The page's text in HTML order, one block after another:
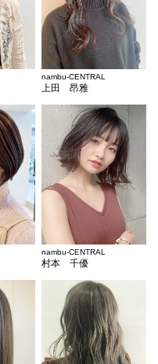
nambu-CENTRAL
上田 昂雅
nambu-CENTRAL
村本 千優